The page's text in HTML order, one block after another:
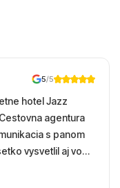
5/5
hotel Jazz
agentura
s panom
vysvetlil aj vo
Hotel
more,